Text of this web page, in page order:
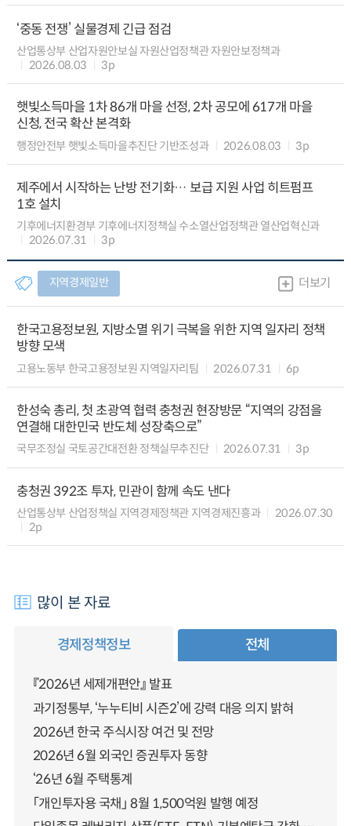
‘중동 전쟁’ 실물경제 긴급 점검
산업통상부 산업자원안보실 자원산업정책관 자원안보정책과
2026.08.03
3p
햇빛소득마을 1차 86개 마을 선정, 2차 공모에 617개 마을
신청, 전국 확산 본격화
행정안전부 햇빛소득마을추진단 기반조성과 2026.08.03 3p
제주에서 시작하는 난방 전기화… 보급 지원 사업 히트펌프
1호 설치
기후에너지환경부 기후에너지정책실 수소열산업정책관 열산업혁신과
2026.07.31
3p
지역경제일반 더보기
한국고용정보원, 지방소멸 위기 극복을 위한 지역 일자리 정책
방향 모색
고용노동부 한국고용정보원 지역일자리팀 2026.07.31 6p
한성숙 총리, 첫 초광역 협력 충청권 현장방문 “지역의 강점을
연결해 대한민국 반도체 성장축으로”
국무조정실 국토공간대전환 정책실무추진단 2026.07.31 3p
충청권 392조 투자, 민관이 함께 속도 낸다
산업통상부 산업정책실 지역경제정책관 지역경제진흥과
2026.07.30
2p
많이 본 자료
경제정책정보 전체
『2026년 세제개편안』 발표
과기정통부, ‘누누티비 시즌2’에 강력 대응 의지 밝혀
2026년 한국 주식시장 여건 및 전망
2026년 6월 외국인 증권투자 동향
‘26년 6월 주택통계
「개인투자용 국채」 8월 1,500억원 발행 예정